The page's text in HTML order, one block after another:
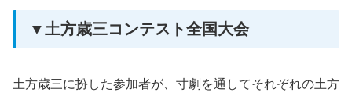
▼土方歳三コンテスト全国大会
土方歳三に扮した参加者が、寸劇を通してそれぞれの土方